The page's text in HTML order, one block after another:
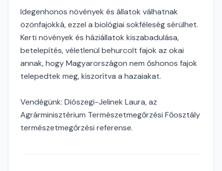
Idegenhonos növények és állatok válhatnak
özönfajokká, ezzel a biológiai sokféleség sérülhet.
Kerti növények és háziállatok kiszabadulása,
betelepítés, véletlenül behurcolt fajok az okai
annak, hogy Magyarországon nem őshonos fajok
telepedtek meg, kiszorítva a hazaiakat.
Vendégünk: Diószegi-Jelinek Laura, az
Agrárminisztérium Természetmegőrzési Főosztály
természetmegőrzési referense.